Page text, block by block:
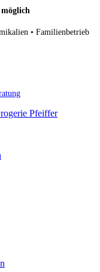
• Familienbetrieb